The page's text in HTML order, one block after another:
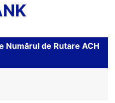
Numărul de Rutare ACH